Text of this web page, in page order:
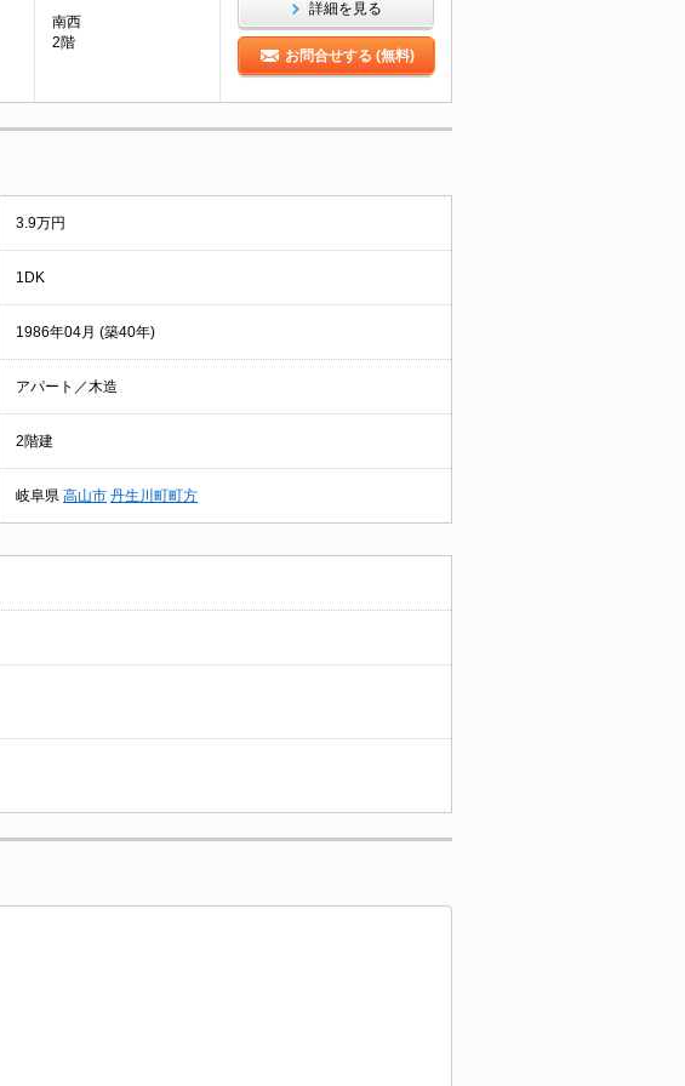
南西
2階
詳細を見る
お問合せする (無料)
3.9万円
1DK
1986年04月 (築40年)
アパート／木造
2階建
岐阜県 高山市 丹生川町町方